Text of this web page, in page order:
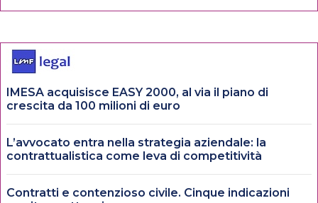
IMESA acquisisce EASY 2000, al via il piano di
crescita da 100 milioni di euro
L’avvocato entra nella strategia aziendale: la
contrattualistica come leva di competitività
Contratti e contenzioso civile. Cinque indicazioni